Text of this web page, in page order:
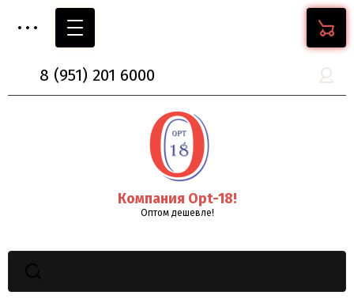
8 (951) 201 6000
Компания Opt-18!
Оптом дешевле!